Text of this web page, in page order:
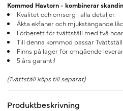
Kommod Havtorn - kombinerar
Kvalitet och omsorg i alla detaljer.
Äkta ekfaner och mjukstängande
Förberett för tvättställ med två
Till denna kommod passar Tvättställ
Finns på lager för omgående
5 års garanti!
(Tvättställ köps till separat)
Produktbeskrivning